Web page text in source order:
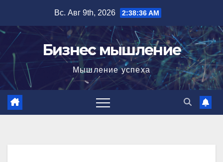
содержимому
Вс. Авг 9th, 2026 2:38:37 AM
Бизнес мышление
Мышление успеха